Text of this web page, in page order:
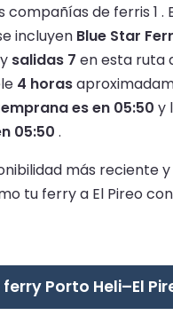
compañías de ferris 1 .
incluyen Blue Star
salidas 7 en esta ruta
4 horas
es en 05:50 y
05:50 .
más reciente y
tu ferry a El Pireo con
Porto Heli–El